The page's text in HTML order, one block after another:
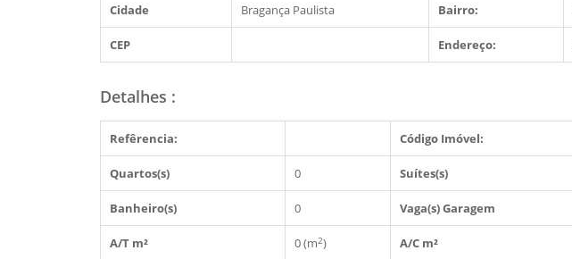
Cidade Bragança Paulista Bairro:
CEP Endereço:
Detalhes :
Refêrencia: Código Imóvel:
Quartos(s) 0 Suítes(s)
Banheiro(s) 0 Vaga(s) Garagem
A/T m² 0 (m2) A/C m²